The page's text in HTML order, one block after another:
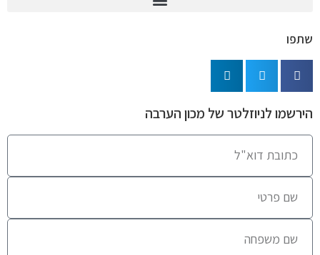
שתפו
הירשמו לניוזלטר של מכון הערבה